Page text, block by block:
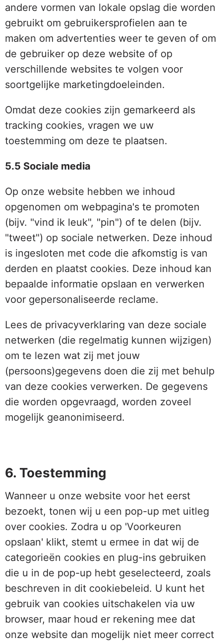
andere vormen van lokale opslag die worden
gebruikt om gebruikersprofielen aan te
maken om advertenties weer te geven of om
de gebruiker op deze website of op
verschillende websites te volgen voor
soortgelijke marketingdoeleinden.
Omdat deze cookies zijn gemarkeerd als
tracking cookies, vragen we uw
toestemming om deze te plaatsen.
5.5 Sociale media
Op onze website hebben we inhoud
opgenomen om webpagina's te promoten
(bijv. "vind ik leuk", "pin") of te delen (bijv.
"tweet") op sociale netwerken. Deze inhoud
is ingesloten met code die afkomstig is van
derden en plaatst cookies. Deze inhoud kan
bepaalde informatie opslaan en verwerken
voor gepersonaliseerde reclame.
Lees de privacyverklaring van deze sociale
netwerken (die regelmatig kunnen wijzigen)
om te lezen wat zij met jouw
(persoons)gegevens doen die zij met behulp
van deze cookies verwerken. De gegevens
die worden opgevraagd, worden zoveel
mogelijk geanonimiseerd.
6. Toestemming
Wanneer u onze website voor het eerst
bezoekt, tonen wij u een pop-up met uitleg
over cookies. Zodra u op 'Voorkeuren
opslaan' klikt, stemt u ermee in dat wij de
categorieën cookies en plug-ins gebruiken
die u in de pop-up hebt geselecteerd, zoals
beschreven in dit cookiebeleid. U kunt het
gebruik van cookies uitschakelen via uw
browser, maar houd er rekening mee dat
onze website dan mogelijk niet meer correct